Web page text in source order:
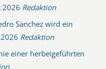
2026 Redaktion
Sanchez wird ein
Redaktion
einer herbeigeführten